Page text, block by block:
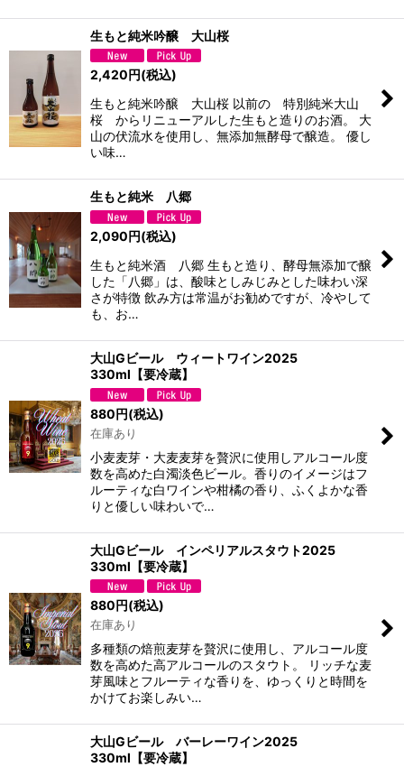
生もと純米吟醸 大山桜
2,420円(税込)
生もと純米吟醸 大山桜 以前の 特別純米大山
桜 からリニューアルした生もと造りのお酒。 大
山の伏流水を使用し、無添加無酵母で醸造。 優し
い味…
生もと純米 八郷
2,090円(税込)
生もと純米酒 八郷 生もと造り、酵母無添加で醸
した「八郷」は、酸味としみじみとした味わい深
さが特徴 飲み方は常温がお勧めですが、冷やして
も、お…
大山Gビール ウィートワイン2025
330ml【要冷蔵】
880円(税込)
在庫あり
小麦麦芽・大麦麦芽を贅沢に使用しアルコール度
数を高めた白濁淡色ビール。香りのイメージはフ
ルーティな白ワインや柑橘の香り、ふくよかな香
りと優しい味わいで…
大山Gビール インペリアルスタウト2025
330ml【要冷蔵】
880円(税込)
在庫あり
多種類の焙煎麦芽を贅沢に使用し、アルコール度
数を高めた高アルコールのスタウト。 リッチな麦
芽風味とフルーティな香りを、ゆっくりと時間を
かけてお楽しみい…
大山Gビール バーレーワイン2025
330ml【要冷蔵】